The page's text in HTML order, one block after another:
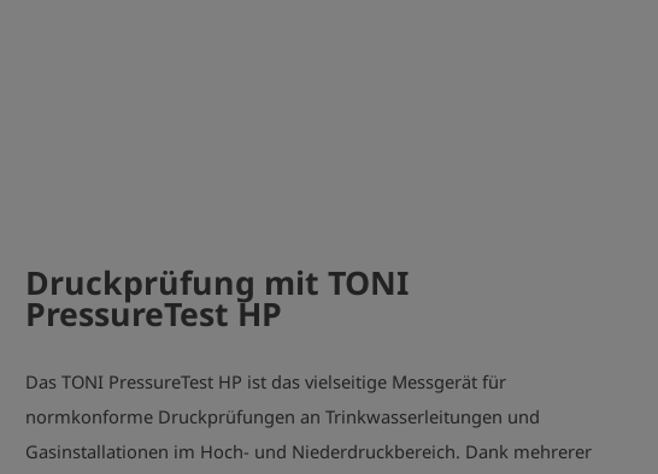
Druckprüfung mit TONI
PressureTest HP
Das TONI PressureTest HP ist das vielseitige Messgerät für
normkonforme Druckprüfungen an Trinkwasserleitungen und
Gasinstallationen im Hoch- und Niederdruckbereich. Dank mehrerer